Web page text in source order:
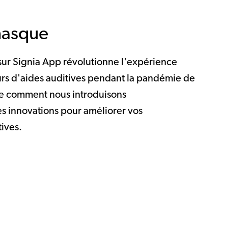
Signia App révolutionne l'expérience
d'aides auditives pendant la pandémie de
comment nous introduisons
innovations pour améliorer vos